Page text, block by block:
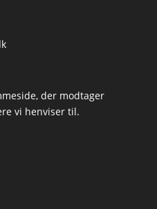
der modtager
vi henviser til.